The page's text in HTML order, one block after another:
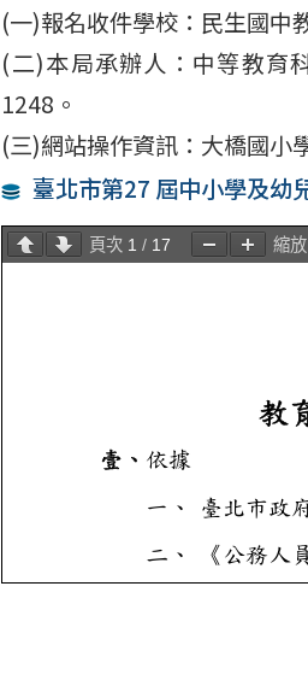
(一)報名收件學校：民生國中
(二)本局承辦人：中等教育
1248。
(三)網站操作資訊：大橋國小
臺北市第27 屆中小學及幼
頁次 1 / 17 縮放